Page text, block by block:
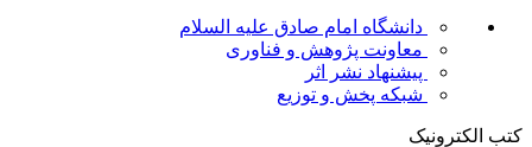
دانشگاه امام صادق علیه السلام
معاونت پژوهش و فناوری
پیشنهاد نشر اثر
شبکه پخش و توزیع
کتب الکترونیک